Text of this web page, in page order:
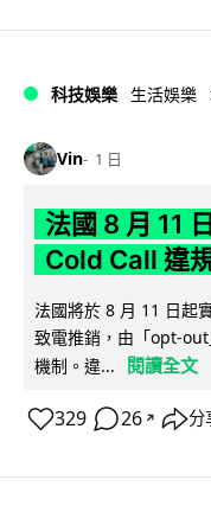
科技娛樂 生活娛樂
Vin 1 日
法國 8 月 11
Cold Call 違
法國將於 8 月 11 日起
致電推銷，由「opt-
機制。違...
閱讀全文
329 26 ↗ 分